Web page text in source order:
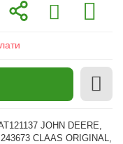
JOHN DEERE,
CLAAS ORIGINAL,